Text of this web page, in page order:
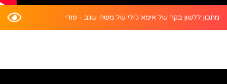
מתכון ללשון בקר של אימא ג’ולי של משה שגב - פודי